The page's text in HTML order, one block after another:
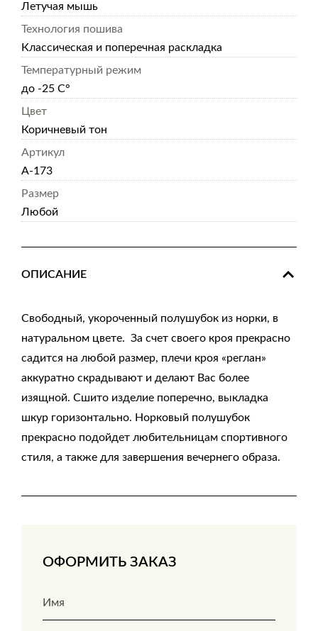
Летучая мышь
Технология пошива
Классическая и поперечная раскладка
Температурный режим
до -25 С°
Цвет
Коричневый тон
Артикул
А-173
Размер
Любой
ОПИСАНИЕ
Свободный, укороченный полушубок из норки, в
натуральном цвете. За счет своего кроя прекрасно
садится на любой размер, плечи кроя «реглан»
аккуратно скрадывают и делают Вас более
изящной. Сшито изделие поперечно, выкладка
шкур горизонтально. Норковый полушубок
прекрасно подойдет любительницам спортивного
стиля, а также для завершения вечернего образа.
ОФОРМИТЬ ЗАКАЗ